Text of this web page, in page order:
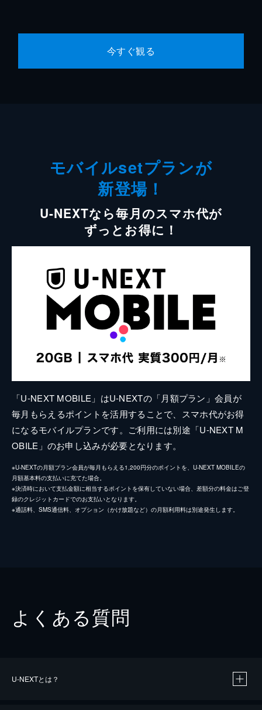
今すぐ観る
モバイルsetプランが
新登場！
U-NEXTなら毎月のスマホ代が
ずっとお得に！
「U-NEXT MOBILE」はU-NEXTの「月額プラン」会員が
毎月もらえるポイントを活用することで、スマホ代がお得
になるモバイルプランです。ご利用には別途「U-NEXT M
OBILE」のお申し込みが必要となります。
※U-NEXTの月額プラン会員が毎月もらえる1,200円分のポイントを、U-NEXT MOBILEの
月額基本料の支払いに充てた場合。
※決済時において支払金額に相当するポイントを保有していない場合、差額分の料金はご登
録のクレジットカードでのお支払いとなります。
※通話料、SMS通信料、オプション（かけ放題など）の月額利用料は別途発生します。
よくある質問
U-NEXTとは？